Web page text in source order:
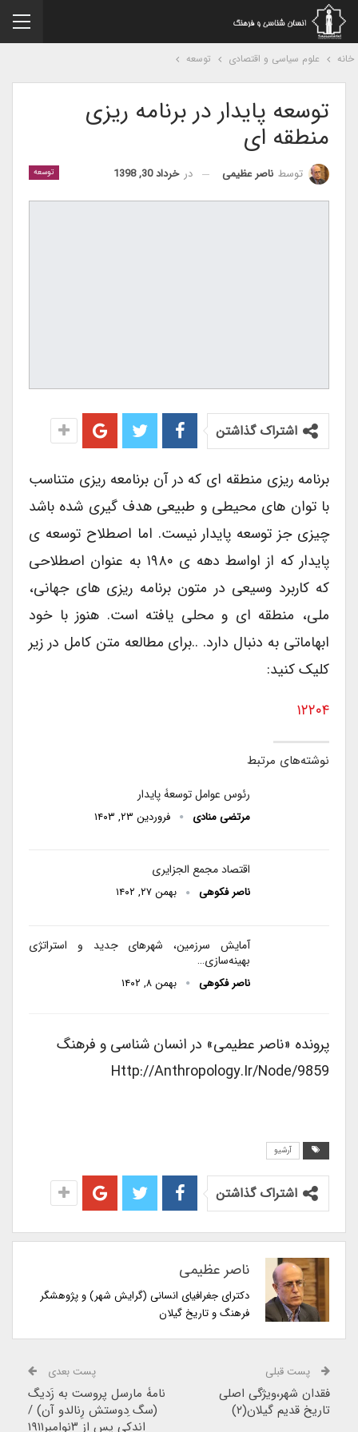
علوم سیاسی و اقتصادی توسعه
توسعه پایدار در برنامه ریزی
منطقه ای
توسعه توسطناصر عظیمی درخرداد 30, 1398
اشتراک گذاشتن
برنامه ریزی منطقه ای که در آن برنامعه ریزی متناسب
با توان های محیطی و طبیعی هدف گیری شده باشد
چیزی جز توسعه پایدار نیست. اما اصطلاح توسعه ی
پایدار که از اواسط دهه ی ۱۹۸۰ به عنوان اصطلاحی
که کاربرد وسیعی در متون برنامه ریزی های جهانی،
ملی، منطقه ای و محلی یافته است. هنوز با خود
ابهاماتی به دنبال دارد. ..برای مطالعه متن کامل در زیر
کلیک کنید:
۱۲۲۰۴
نوشته‌های مرتبط
رئوس عوامل توسعۀ پایدار
مرتضی منادی فروردین ۲۳, ۱۴۰۳
اقتصاد مجمع الجزایری
ناصر فکوهی بهمن ۲۷, ۱۴۰۲
آمایش سرزمین، شهرهای جدید و استراتژی
بهینه‌سازی…
ناصر فکوهی بهمن ۸, ۱۴۰۲
پرونده «ناصر عطیمی» در انسان شناسی و فرهنگ
Http://anthropology.ir/node/9859
آرشیو
اشتراک گذاشتن
ناصر عظیمی
دکترای جغرافیای انسانی (گرایش شهر) و پژوهشگر
فرهنگ و تاریخ گیلان
پست قبلی
فقدان شهر،ویژگی اصلی
تاریخ قدیم گیلان(۲)
پست بعدی
نامۀ مارسل پروست به زَدیگ
(سگ ِدوستش رِنالدو آن) /
اندکی پس از ۳نوامبر۱۹۱۱